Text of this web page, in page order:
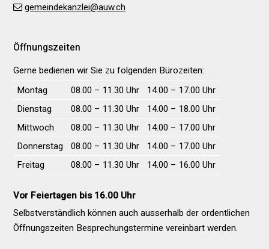
gemeindekanzlei@auw.ch
Öffnungszeiten
Gerne bedienen wir Sie zu folgenden Bürozeiten:
Wochentag
Vormittag Nachmittag
Montag 08.00 – 11.30 Uhr
14.00 – 17.00 Uhr
Dienstag
08.00 – 11.30 Uhr
14.00 – 18.00 Uhr
Mittwoch
08.00 – 11.30 Uhr
14.00 – 17.00 Uhr
Donnerstag
08.00 – 11.30 Uhr
14.00 – 17.00 Uhr
Freitag
08.00 – 11.30 Uhr 14.00 – 16.00 Uhr
Vor Feiertagen bis 16.00 Uhr
Selbstverständlich können auch ausserhalb der ordentlichen
Öffnungs­zeiten Besprechungs­termine vereinbart werden.